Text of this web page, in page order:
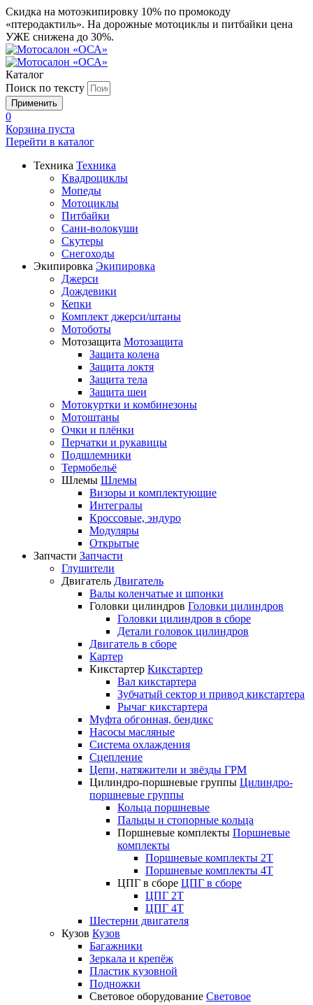
Скидка на мотоэкипировку 10% по промокоду
«птеродактиль». На дорожные мотоциклы и питбайки цена
УЖЕ снижена до 30%.
Каталог
Поиск по тексту
0
Корзина пуста
Перейти в каталог
Техника Техника
Квадроциклы
Мопеды
Мотоциклы
Питбайки
Сани-волокуши
Скутеры
Снегоходы
Экипировка Экипировка
Джерси
Дождевики
Кепки
Комплект джерси/штаны
Мотоботы
Мотозащита Мотозащита
Защита колена
Защита локтя
Защита тела
Защита шеи
Мотокуртки и комбинезоны
Мотоштаны
Очки и плёнки
Перчатки и рукавицы
Подшлемники
Термобельё
Шлемы Шлемы
Визоры и комплектующие
Интегралы
Кроссовые, эндуро
Модуляры
Открытые
Запчасти Запчасти
Глушители
Двигатель Двигатель
Валы коленчатые и шпонки
Головки цилиндров Головки цилиндров
Головки цилиндров в сборе
Детали головок цилиндров
Двигатель в сборе
Картер
Кикстартер Кикстартер
Вал кикстартера
Зубчатый сектор и привод кикстартера
Рычаг кикстартера
Муфта обгонная, бендикс
Насосы масляные
Система охлаждения
Сцепление
Цепи, натяжители и звёзды ГРМ
Цилиндро-поршневые группы Цилиндро-
поршневые группы
Кольца поршневые
Пальцы и стопорные кольца
Поршневые комплекты Поршневые
комплекты
Поршневые комплекты 2T
Поршневые комплекты 4T
ЦПГ в сборе ЦПГ в сборе
ЦПГ 2T
ЦПГ 4T
Шестерни двигателя
Кузов Кузов
Багажники
Зеркала и крепёж
Пластик кузовной
Подножки
Световое оборудование Световое